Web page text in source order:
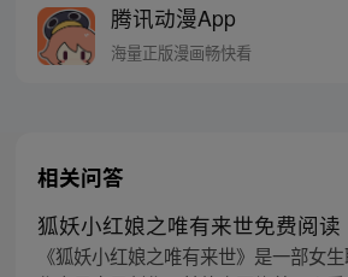
腾讯动漫App
海量正版漫画畅快看
相关问答
狐妖小红娘之唯有来世免费阅读
《狐妖小红娘之唯有来世》是一部女